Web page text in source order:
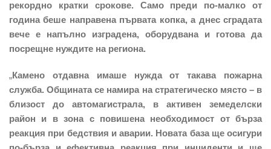
рекордно кратки срокове. Само преди по-малко от
година беше направена първата копка, а днес сградата
вече е напълно изградена, оборудвана и готова да
посрещне нуждите на региона.
„Камено отдавна имаше нужда от такава пожарна
служба. Общината се намира на стратегическо място – в
близост до автомагистрала, в активен земеделски
район и в зона с повишена необходимост от бърза
реакция при бедствия и аварии. Новата база ще осигури